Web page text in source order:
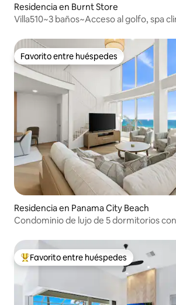
Residencia en Burnt Store
Villa510~3 baños~Acceso al golfo, spa
Favorito entre huéspedes
Favorito entre huéspedes
Residencia en Panama City Beach
Condominio de lujo de 5 dormitorios
De los mejores en Favorito entre
Favorito entre huéspedes